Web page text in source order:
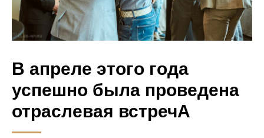
В апреле этого года
успешно была проведена
отраслевая встречА